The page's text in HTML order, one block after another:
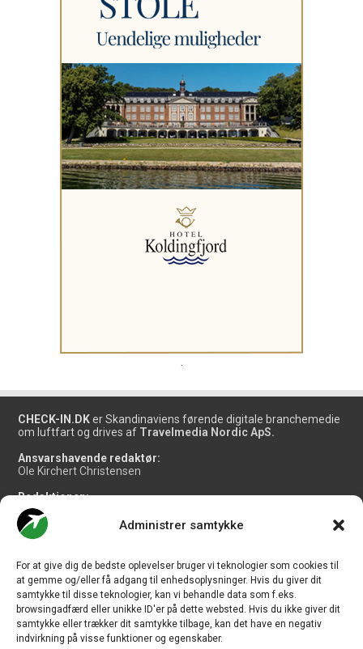
Administrer samtykke
For at give dig de bedste oplevelser bruger vi teknologier som cookies til
at gemme og/eller få adgang til enhedsoplysninger. Hvis du giver dit
samtykke til disse teknologier, kan vi behandle data som f.eks.
browsingadfærd eller unikke ID'er på dette websted. Hvis du ikke giver dit
samtykke eller trækker dit samtykke tilbage, kan det have en negativ
indvirkning på visse funktioner og egenskaber.
CHECK-IN.DK er Skandinaviens førende digitale branchemedie
om luftfart og drives af Travelmedia Nordic ApS.
Ansvarshavende redaktør:
Ole Kirchert Christensen
Redaktionen:
Christian Granhøj Skouboe
Henrik Baumgarten
Danny Longhi Andreasen
Salg og jobannoncer:
salg@travelmedianordic.com
Vi tager ansvar for indholdet og er tilmeldt